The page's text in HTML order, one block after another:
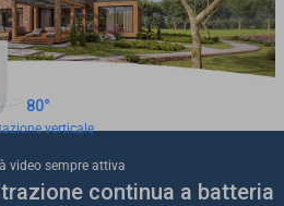
80°
verticale
video sempre attiva
continua a batteria